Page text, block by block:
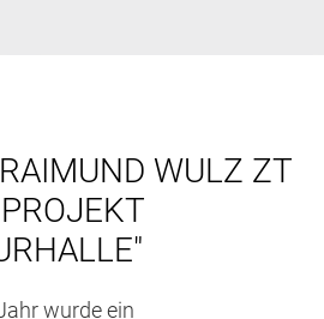
WULZ ZT
wurde ein